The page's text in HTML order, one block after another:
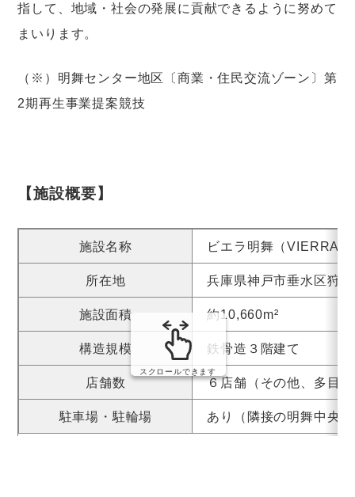
指して、地域・社会の発展に貢献できるように努めて
まいります。
（※）明舞センター地区〔商業・住民交流ゾーン〕第
2期再生事業提案競技
【施設概要】
施設名称 ビエラ明舞（VIERRA
所在地 兵庫県神戸市垂水区狩
施設面積 約10,660m²
構造規模 鉄骨造３階建て
店舗数 ６店舗（その他、多目
駐車場・駐輪場 あり（隣接の明舞中央
スクロールできます